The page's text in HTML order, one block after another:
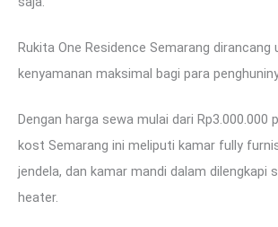
Rukita One Residence Semarang dirancang
kenyamanan maksimal bagi para
Dengan harga sewa mulai dari Rp3.000.000
kost Semarang ini meliputi kamar fully
jendela, dan kamar mandi dalam dilengkapi
heater.